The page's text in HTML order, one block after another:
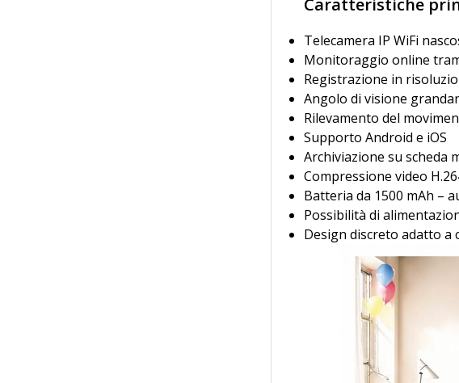
Caratteristiche
Telecamera IP WiFi
Monitoraggio online
Registrazione in
Angolo di visione
Rilevamento del
Supporto Android e iOS
Archiviazione su scheda
Compressione video
Batteria da 1500 mAh –
Possibilità di
Design discreto adatto a